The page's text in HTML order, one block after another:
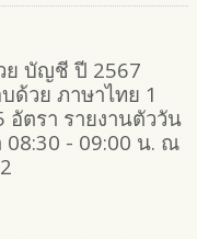
ย บัญชี ปี 2567
ด้วย ภาษาไทย 1
อัตรา รายงานตัววัน
08:30 - 09:00 น. ณ